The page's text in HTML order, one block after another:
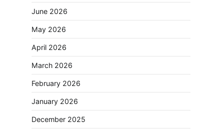
June 2026
May 2026
April 2026
March 2026
February 2026
January 2026
December 2025